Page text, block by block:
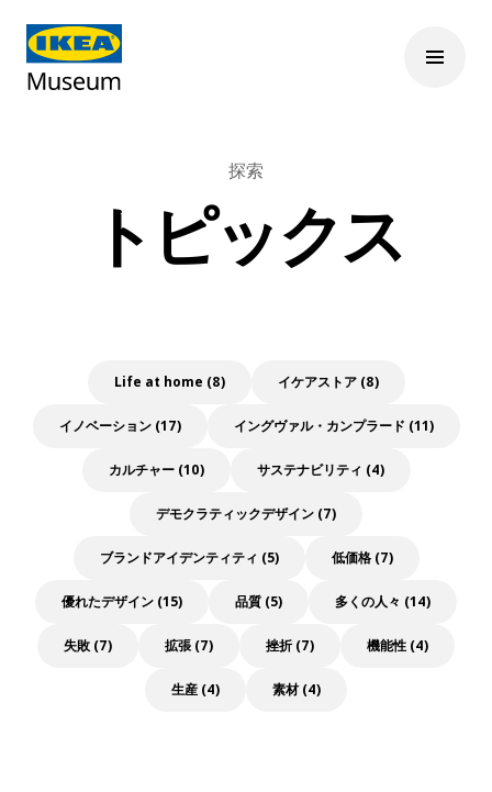
探索
トピックス
Life at home (8) イケアストア (8)
イノベーション (17) イングヴァル・カンプラード (11)
カルチャー (10) サステナビリティ (4)
デモクラティックデザイン (7)
ブランドアイデンティティ (5) 低価格 (7)
優れたデザイン (15) 品質 (5) 多くの人々 (14)
失敗 (7) 拡張 (7) 挫折 (7) 機能性 (4)
生産 (4) 素材 (4)